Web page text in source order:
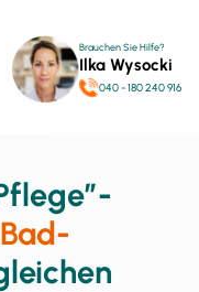
Brauchen Sie Hilfe?
Ilka Wysocki
040 - 180 240 916
Bad-